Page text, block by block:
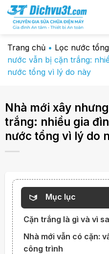
Chuyển
đến
dung
Trang chủ • Lọc nước tổng
nước vẫn bị cặn trắng:
nước tổng vì lý do này
Nhà mới xây
trắng: nhiều gia
nước tổng vì lý do
Mục lục
Cặn trắng là gì và vì
Nhà mới vẫn có cặn:
công trình